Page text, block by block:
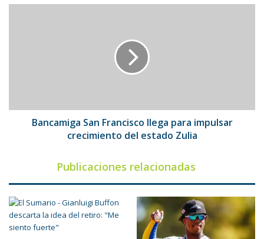
estado
Bancamiga San Francisco llega para impulsar
crecimiento del estado Zulia
Publicaciones relacionadas